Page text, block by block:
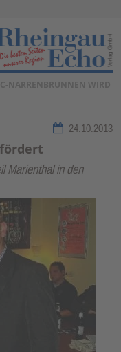
↓
NARRENBRUNNEN WIRD
24.10.2013
Marienthal in den